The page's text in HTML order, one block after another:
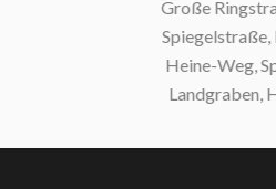
Große
Spiegelstraße,
Heine-Weg,
Landgraben,